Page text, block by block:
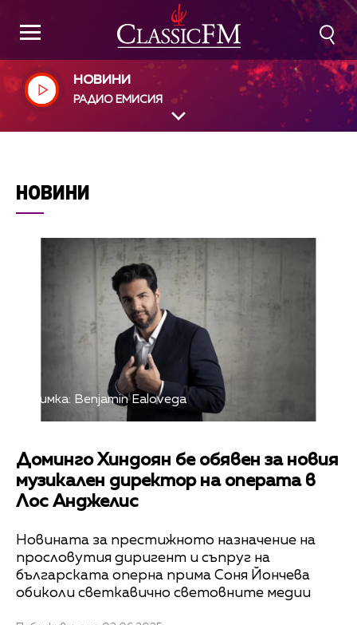
НОВИНИ
РАДИО ЕМИСИЯ
НОВИНИ
Снимка: Benjamin Ealovega
Доминго Хиндоян бе обявен за новия
музикален директор на операта в
Лос Анджелис
Новината за престижното назначение на
прословутия диригент и съпруг на
българската оперна прима Соня Йончева
обиколи светкавично световните медии